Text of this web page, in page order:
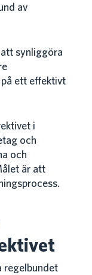
av
synliggöra
ett effektivt
i
och
och
är att
regelbundet